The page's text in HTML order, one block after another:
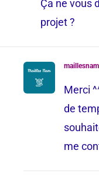
Ça ne vous
projet ?
maillesnam
Merci
de
me